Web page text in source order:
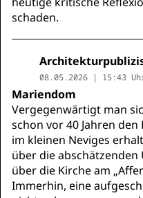
schaden.
08.05.2026 | 15:43
Mariendom
Vergegenwärtigt man
schon vor 40 Jahren
im kleinen Neviges
über die
über die Kirche am
Immerhin, eine